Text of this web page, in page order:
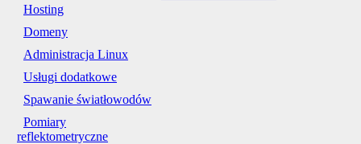
Hosting
Domeny
Administracja Linux
Usługi dodatkowe
Spawanie światłowodów
Pomiary
reflektometryczne